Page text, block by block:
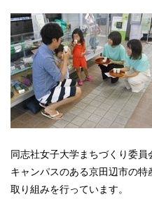
同志社女子大学まちづくり委員
キャンパスのある京田辺市の
取り組みを行っています。